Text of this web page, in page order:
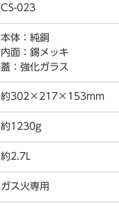
CS-023
本体：純銅
内面：錫メッキ
蓋：強化ガラス
約302×217×153mm
約1230g
約2.7L
ガス火専用